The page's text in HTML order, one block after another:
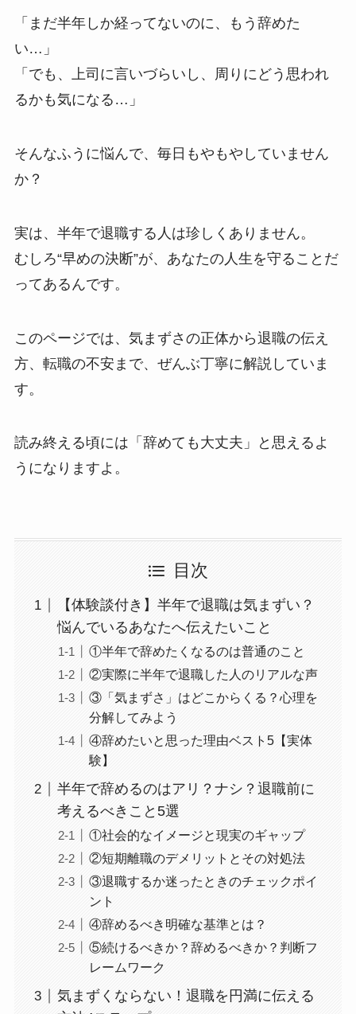
「まだ半年しか経ってないのに、もう辞めた
い…」
「でも、上司に言いづらいし、周りにどう思われ
るかも気になる…」
そんなふうに悩んで、毎日もやもやしていません
か？
実は、半年で退職する人は珍しくありません。
むしろ“早めの決断”が、あなたの人生を守ることだ
ってあるんです。
このページでは、気まずさの正体から退職の伝え
方、転職の不安まで、ぜんぶ丁寧に解説していま
す。
読み終える頃には「辞めても大丈夫」と思えるよ
うになりますよ。
目次
【体験談付き】半年で退職は気まずい？
悩んでいるあなたへ伝えたいこと
①半年で辞めたくなるのは普通のこと
②実際に半年で退職した人のリアルな声
③「気まずさ」はどこからくる？心理を
分解してみよう
④辞めたいと思った理由ベスト5【実体
験】
半年で辞めるのはアリ？ナシ？退職前に
考えるべきこと5選
①社会的なイメージと現実のギャップ
②短期離職のデメリットとその対処法
③退職するか迷ったときのチェックポイ
ント
④辞めるべき明確な基準とは？
⑤続けるべきか？辞めるべきか？判断フ
レームワーク
気まずくならない！退職を円満に伝える